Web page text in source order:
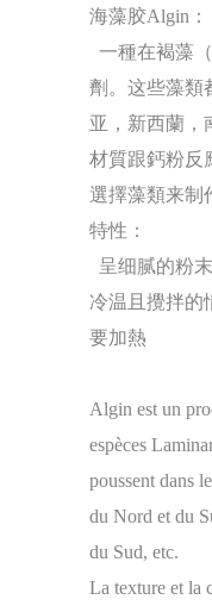
海藻胶Algin：
一種在褐藻
劑。这些藻類
亚，新西蘭，
材質跟鈣粉反
選擇藻類来制
特性：
呈细腻的粉
冷温且攪拌的
要加熱
Algin est un
espèces
poussent dans
du Nord et du
du Sud, etc.
La texture et la